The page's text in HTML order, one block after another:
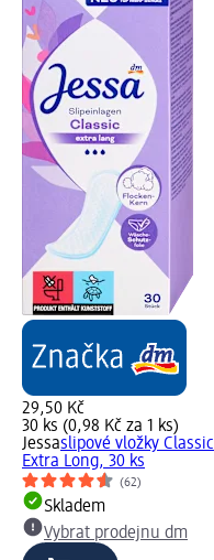
29,50 Kč
30 ks (0,98 Kč za 1 ks)
Jessaslipové vložky Classic
Extra Long, 30 ks
(62)
Skladem
Vybrat prodejnu dm